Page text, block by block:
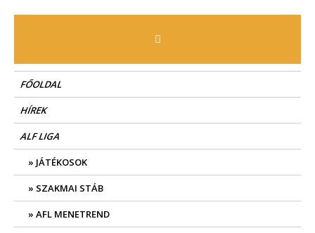
FŐOLDAL
HÍREK
ALF LIGA
JÁTÉKOSOK
SZAKMAI STÁB
AFL MENETREND